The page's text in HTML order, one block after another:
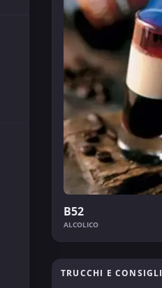
B52
ALCOLICO
TRUCCHI E CONSIGLI